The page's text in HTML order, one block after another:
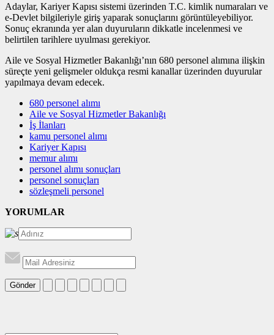
Adaylar, Kariyer Kapısı sistemi üzerinden T.C. kimlik numaraları ve
e-Devlet bilgileriyle giriş yaparak sonuçlarını görüntüleyebiliyor.
Sonuç ekranında yer alan duyuruların dikkatle incelenmesi ve
belirtilen tarihlere uyulması gerekiyor.
Aile ve Sosyal Hizmetler Bakanlığı’nın 680 personel alımına ilişkin
süreçte yeni gelişmeler oldukça resmi kanallar üzerinden duyurular
yapılmaya devam edecek.
680 personel alımı
Aile ve Sosyal Hizmetler Bakanlığı
İş İlanları
kamu personel alımı
Kariyer Kapısı
memur alımı
personel alımı sonuçları
personel sonuçları
sözleşmeli personel
YORUMLAR
Gönder